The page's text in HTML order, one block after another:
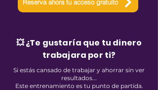
Reserva ahora tu acceso gratuito
💥 ¿Te gustaría que tu dinero
trabajara por ti?
Si estás cansado de trabajar y ahorrar sin ver
resultados...
Este entrenamiento es tu punto de partida.